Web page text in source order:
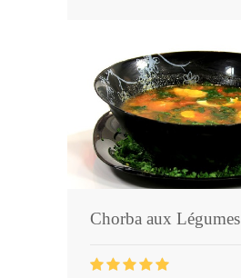
Chorba aux Légumes